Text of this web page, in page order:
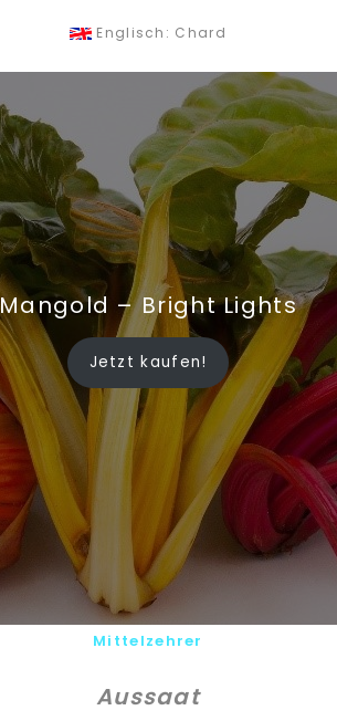
Englisch: Chard
Mangold – Bright Lights
Jetzt kaufen!
Mittelzehrer
Aussaat